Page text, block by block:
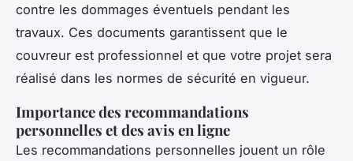
contre les dommages éventuels pendant les
travaux. Ces documents garantissent que le
couvreur est professionnel et que votre projet sera
réalisé dans les normes de sécurité en vigueur.
Importance des recommandations
personnelles et des avis en ligne
Les recommandations personnelles jouent un rôle